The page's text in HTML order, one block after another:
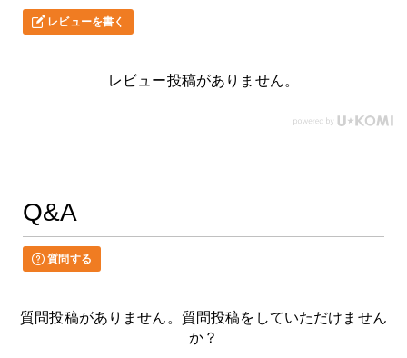
レビューを書く
レビュー投稿がありません。
Q&A
質問する
質問投稿がありません。質問投稿をしていただけません
か？